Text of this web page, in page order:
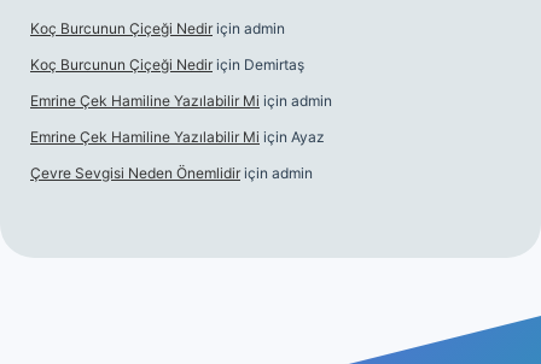
Koç Burcunun Çiçeği Nedir için admin
Koç Burcunun Çiçeği Nedir için Demirtaş
Emrine Çek Hamiline Yazılabilir Mi için admin
Emrine Çek Hamiline Yazılabilir Mi için Ayaz
Çevre Sevgisi Neden Önemlidir için admin